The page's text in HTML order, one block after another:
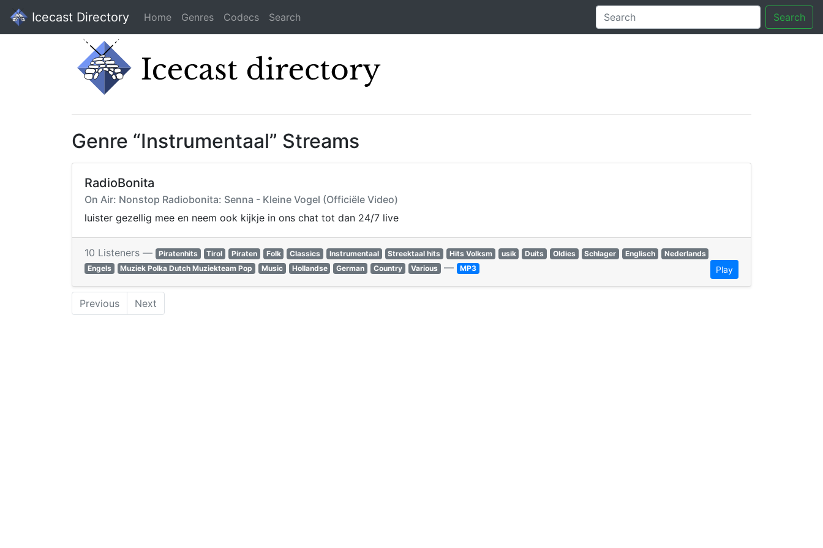
Icecast Directory Home Genres Codecs Search Search
Genre “Instrumentaal” Streams
RadioBonita
On Air: Nonstop Radiobonita: Senna - Kleine Vogel (Officiële Video)
luister gezellig mee en neem ook kijkje in ons chat tot dan 24/7 live
10 Listeners — Piratenhits Tirol Piraten Folk Classics Instrumentaal Streektaal hits Hits Volksm usik Duits Oldies Schlager Englisch
Nederlands
Engels
Muziek Polka Dutch Muziekteam Pop Music Hollandse German Country Various — MP3 Play
Previous Next